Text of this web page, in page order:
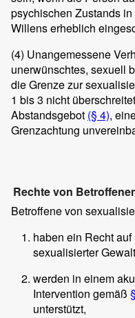
psychischen Zustands
Willens erheblich
(4) Unangemessene
unerwünschtes, sexuell
die Grenze zur
1 bis 3 nicht
Abstandsgebot (§ 4),
Grenzachtung
Rechte von
Betroffene von
haben ein Recht
sexualisierter
werden in einem
Intervention gemäß
unterstützt,